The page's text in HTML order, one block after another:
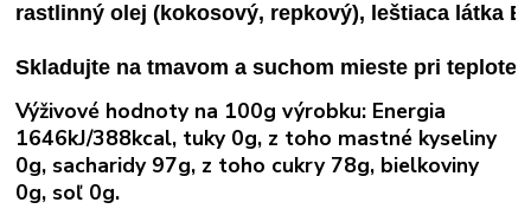
rastlinný olej (kokosový, repkový), leštiaca látka
Skladujte na tmavom a suchom mieste pri teplote
Výživové hodnoty na 100g výrobku: Energia
1646kJ/388kcal, tuky 0g, z toho mastné kyseliny
0g, sacharidy 97g, z toho cukry 78g, bielkoviny
0g, soľ 0g.